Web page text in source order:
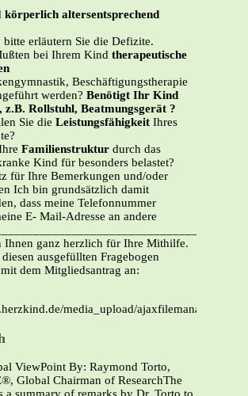
körperlich altersentsprechend
bitte erläutern Sie die Defizite.
bei Ihrem Kind therapeutische
Beschäftigungstherapie
werden? Benötigt Ihr Kind
Rollstuhl, Beatmungsgerät ?
Sie die Leistungsfähigkeit Ihres
Familienstruktur durch das
Kind für besonders belastet?
für Ihre Bemerkungen und/oder
Ich bin grundsätzlich damit
dass meine Telefonnummer
E- Mail-Adresse an andere
Ihnen ganz herzlich für Ihre Mithilfe.
diesen ausgefüllten Fragebogen
dem Mitgliedsantrag an:
media_upload/ajaxfilemanager/
ViewPoint By: Raymond Torto,
Global Chairman of ResearchThe